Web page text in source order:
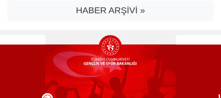
HABER ARŞİVİ »